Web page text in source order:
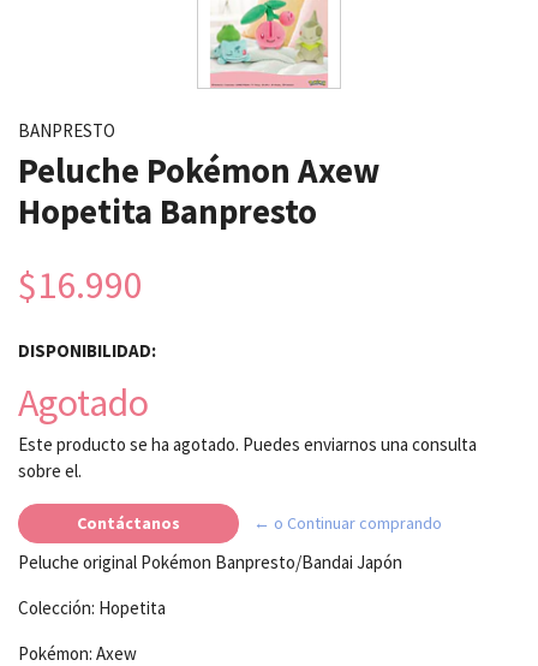
BANPRESTO
Peluche Pokémon Axew
Hopetita Banpresto
$16.990
DISPONIBILIDAD:
Agotado
Este producto se ha agotado. Puedes enviarnos una consulta
sobre el.
Contáctanos ← o Continuar comprando
Peluche original Pokémon Banpresto/Bandai Japón
Colección: Hopetita
Pokémon: Axew